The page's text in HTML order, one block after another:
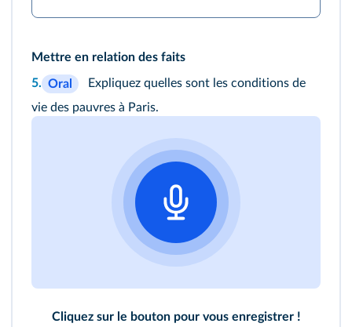
Mettre en relation des faits
5. Oral
Expliquez quelles sont les conditions de
vie des pauvres à Paris.
Cliquez sur le bouton pour vous enregistrer !